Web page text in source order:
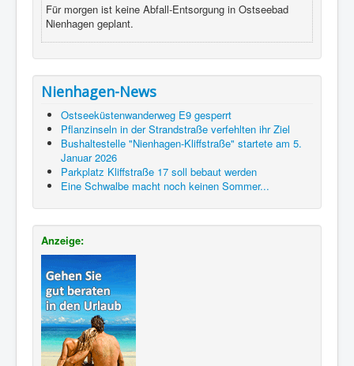
Für morgen ist keine Abfall-Entsorgung in Ostseebad
Nienhagen geplant.
Nienhagen-News
Ostseeküstenwanderweg E9 gesperrt
Pflanzinseln in der Strandstraße verfehlten ihr Ziel
Bushaltestelle "Nienhagen-Kliffstraße" startete am 5.
Januar 2026
Parkplatz Kliffstraße 17 soll bebaut werden
Eine Schwalbe macht noch keinen Sommer...
Anzeige: